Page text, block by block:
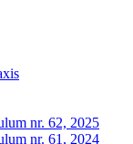
nr. 62, 2025
nr. 61, 2024